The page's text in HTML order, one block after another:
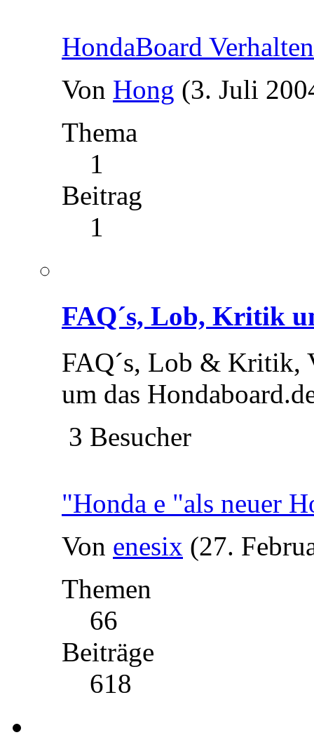
HondaBoard
Von Hong (3. Juli
Thema
1
Beitrag
1
FAQ´s, Lob, Kritik
FAQ´s, Lob & Kritik,
um das
3 Besucher
"Honda e "als neuer
Von enesix (27.
Themen
66
Beiträge
618